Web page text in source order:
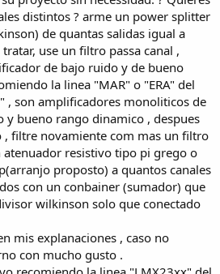
distintos ? arme un power splitter
de quantas salidas igual a
use un filtro passa canal ,
de bajo ruido y de bueno
la linea "MAR" o "ERA" del
, son amplificadores monoliticos de
y bueno rango dinamico , despues
filtre novamiente com mas un filtro
atenuador resistivo tipo pi grego o
proposto) a quantos canales
con un conbainer (sumador) que
wilkinson solo que conectado
mis explanaciones , caso no
con mucho gusto .